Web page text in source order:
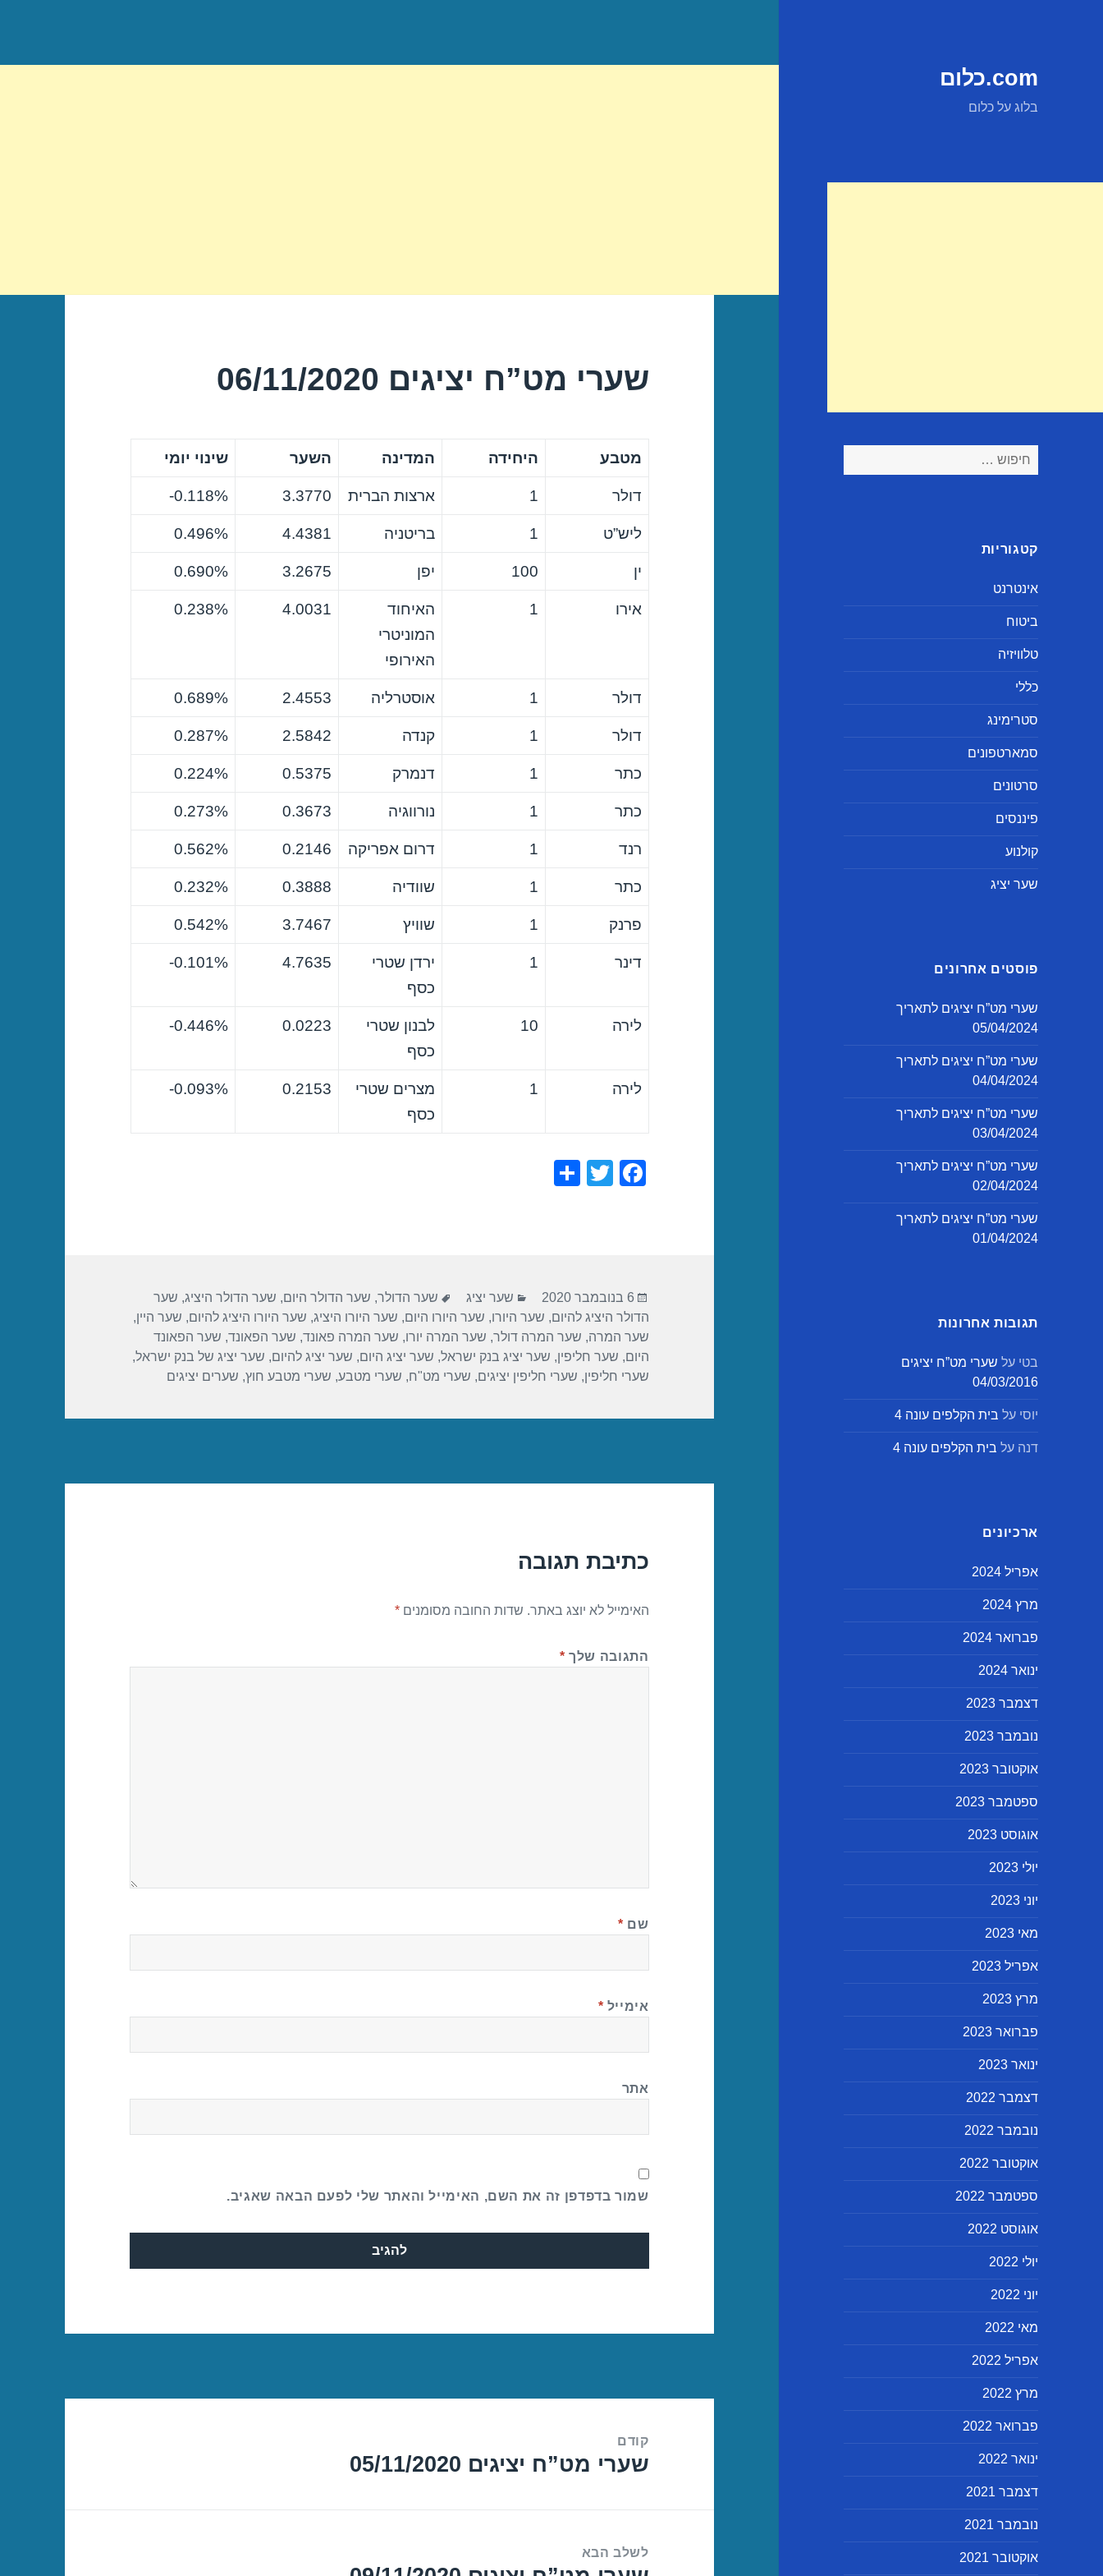
com.כלום
בלוג על כלום
חיפוש:
קטגוריות
אינטרנט
ביטוח
טלוויזיה
כללי
סטרימינג
סמארטפונים
סרטונים
פיננסים
קולנוע
שער יציג
פוסטים אחרונים
שערי מט”ח יציגים לתאריך
05/04/2024
שערי מט”ח יציגים לתאריך
04/04/2024
שערי מט”ח יציגים לתאריך
03/04/2024
שערי מט”ח יציגים לתאריך
02/04/2024
שערי מט”ח יציגים לתאריך
01/04/2024
תגובות אחרונות
בטי על שערי מט”ח יציגים
04/03/2016
יוסי על בית הקלפים עונה 4
דנה על בית הקלפים עונה 4
ארכיונים
אפריל 2024
מרץ 2024
פברואר 2024
ינואר 2024
דצמבר 2023
נובמבר 2023
אוקטובר 2023
ספטמבר 2023
אוגוסט 2023
יולי 2023
יוני 2023
מאי 2023
אפריל 2023
מרץ 2023
פברואר 2023
ינואר 2023
דצמבר 2022
נובמבר 2022
אוקטובר 2022
ספטמבר 2022
אוגוסט 2022
יולי 2022
יוני 2022
מאי 2022
אפריל 2022
מרץ 2022
פברואר 2022
ינואר 2022
דצמבר 2021
נובמבר 2021
אוקטובר 2021
שערי מט”ח יציגים 06/11/2020
מטבע היחידה המדינה השער שינוי יומי
דולר 1 ארצות הברית 3.3770
0.118%-
ליש”ט 1 בריטניה 4.4381
0.496%
ין 100 יפן 3.2675
0.690%
אירו 1
האיחוד
המוניטרי
האירופי
4.0031
0.238%
דולר 1 אוסטרליה 2.4553
0.689%
דולר 1 קנדה 2.5842
0.287%
כתר 1 דנמרק 0.5375
0.224%
כתר 1 נורווגיה 0.3673
0.273%
רנד 1 דרום אפריקה 0.2146
0.562%
כתר 1 שוודיה 0.3888
0.232%
פרנק 1 שוויץ 3.7467
0.542%
דינר 1
ירדן שטרי
כסף
4.7635
0.101%-
לירה 10
לבנון שטרי
כסף
0.0223
0.446%-
לירה 1
מצרים שטרי
כסף
0.2153
0.093%-
F
o
o
k
T
פורסם
בתאריך
6 בנובמבר 2020 קטגוריות
שער יציג תגיות
שער הדולר, שער הדולר היום, שער הדולר היציג, שער
הדולר היציג להיום, שער היורו, שער היורו היום, שער היורו היציג, שער היורו היציג להיום, שער היין,
שער המרה, שער המרה דולר, שער המרה יורו, שער המרה פאונד, שער הפאונד, שער הפאונד
היום, שער חליפין, שער יציג בנק ישראל, שער יציג היום, שער יציג להיום, שער יציג של בנק ישראל,
שערי חליפין, שערי חליפין יציגים, שערי מט"ח, שערי מטבע, שערי מטבע חוץ, שערים יציגים
כתיבת תגובה
האימייל לא יוצג באתר. שדות החובה מסומנים*
התגובה שלך *
שם *
אימייל *
אתר
שמור בדפדפן זה את השם, האימייל והאתר שלי לפעם הבאה שאגיב.
קודם
הפוסט
שערי מט”ח יציגים 05/11/2020
לשלב הבא